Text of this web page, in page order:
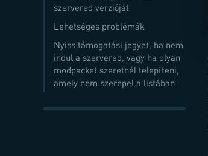
szervered verzióját
Lehetséges problémák
Nyiss támogatási jegyet, ha nem
indul a szervered, vagy ha olyan
modpacket szeretnél telepíteni,
amely nem szerepel a listában